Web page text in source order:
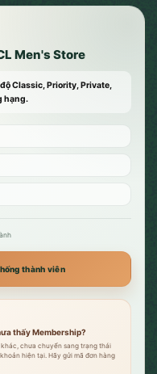
Men's Store
Classic, Priority, Private,
hạng.
thành viên
thấy Membership?
chưa chuyển sang trạng thái
hiện tại. Hãy gửi mã đơn hàng